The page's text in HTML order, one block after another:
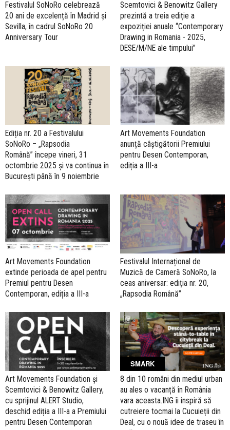
Festivalul SoNoRo celebrează
20 ani de excelență în Madrid și
Sevilla, în cadrul SoNoRo 20
Anniversary Tour
Scemtovici & Benowitz Gallery
prezintă a treia ediție a
expoziției anuale “Contemporary
Drawing in Romania - 2025,
DESE/M/NE ale timpului”
Ediția nr. 20 a Festivalului
SoNoRo – „Rapsodia
Română” începe vineri, 31
octombrie 2025 și va continua în
București până în 9 noiembrie
Art Movements Foundation
anunță câștigătorii Premiului
pentru Desen Contemporan,
ediția a III-a
Art Movements Foundation
extinde perioada de apel pentru
Premiul pentru Desen
Contemporan, ediția a III-a
Festivalul Internațional de
Muzică de Cameră SoNoRo, la
ceas aniversar: ediția nr. 20,
„Rapsodia Română”
Art Movements Foundation și
Scemtovici & Benowitz Gallery,
cu sprijinul ALERT Studio,
deschid ediția a III-a a Premiului
pentru Desen Contemporan
SMARK
8 din 10 români din mediul urban
au ales o vacanță în România
vara aceasta.ING îi inspiră să
cutreiere tocmai la Cucuieții din
Deal, cu o nouă idee de traseu în